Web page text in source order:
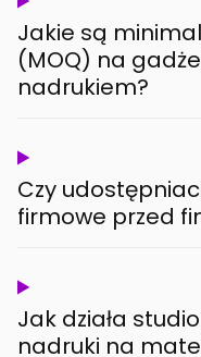
Jakie są
(MOQ) na
nadrukiem?
Czy
firmowe przed
Jak działa
nadruki na